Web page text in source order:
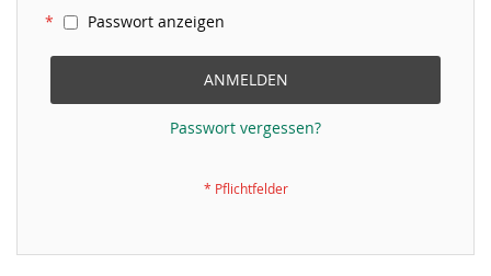
Passwort anzeigen
ANMELDEN
Passwort vergessen?